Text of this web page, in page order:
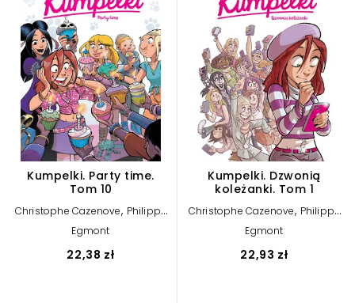
Kumpelki. Party time.
Tom 10
Christophe Cazenove, Philippe
Fenech
Egmont
22,38 zł
Kumpelki. Dzwonią
koleżanki. Tom 1
Christophe Cazenove, Philippe
Fenech
Egmont
22,93 zł